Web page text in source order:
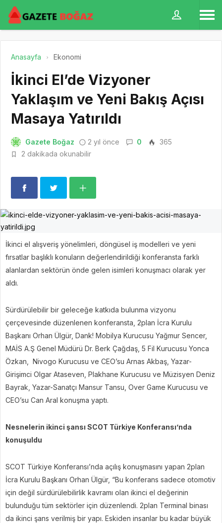
Anasayfa Ekonomi
İkinci El’de Vizyoner
Yaklaşım ve Yeni Bakış Açısı
Masaya Yatırıldı
Gazete Boğaz 2 yıl önce 0
365
2 dakikada okunabilir
İkinci el alışveriş yönelimleri, döngüsel iş modelleri ve yeni
fırsatlar başlıklı konuların değerlendirildiği konferansta farklı
alanlardan sektörün önde gelen isimleri konuşmacı olarak yer
aldı.
Sürdürülebilir bir geleceğe katkıda bulunma vizyonu
çerçevesinde düzenlenen konferansta, 2plan İcra Kurulu
Başkanı Orhan Ülgür, Dank! Mobilya Kurucusu Yağmur Sencer,
MAİS A.Ş Genel Müdürü Dr. Berk Çağdaş, 5 Fil Kurucusu Yonca
Özkan, Nivogo Kurucusu ve CEO’su Arnas Akbaş, Yazar-
Girişimci Olgar Ataseven, Plakhane Kurucusu ve Müzisyen Deniz
Bayrak, Yazar-Sanatçı Mansur Tansu, Over Game Kurucusu ve
CEO’su Can Aral konuşma yaptı.
Nesnelerin ikinci şansı SCOT Türkiye Konferansı’nda
konuşuldu
SCOT Türkiye Konferansı’nda açılış konuşmasını yapan 2plan
İcra Kurulu Başkanı Orhan Ülgür, “Bu konferans sadece otomotiv
için değil sürdürülebilirlik kavramı olan ikinci el değerinin
bulunduğu tüm sektörler için düzenlendi. 2plan Terminal binası
da ikinci şans verilmiş bir yapı. Eskiden insanlar bu kadar büyük